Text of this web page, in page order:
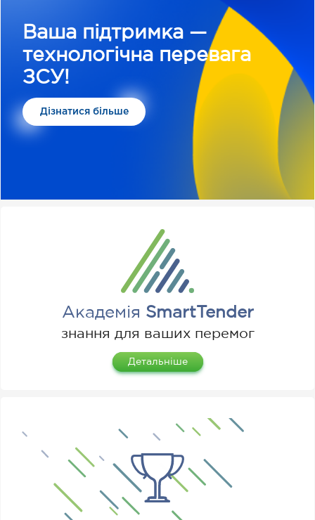
Ваша підтримка —
технологічна перевага
ЗСУ!
Дізнатися більше
Академія SmartTender
знання для ваших перемог
Детальніше